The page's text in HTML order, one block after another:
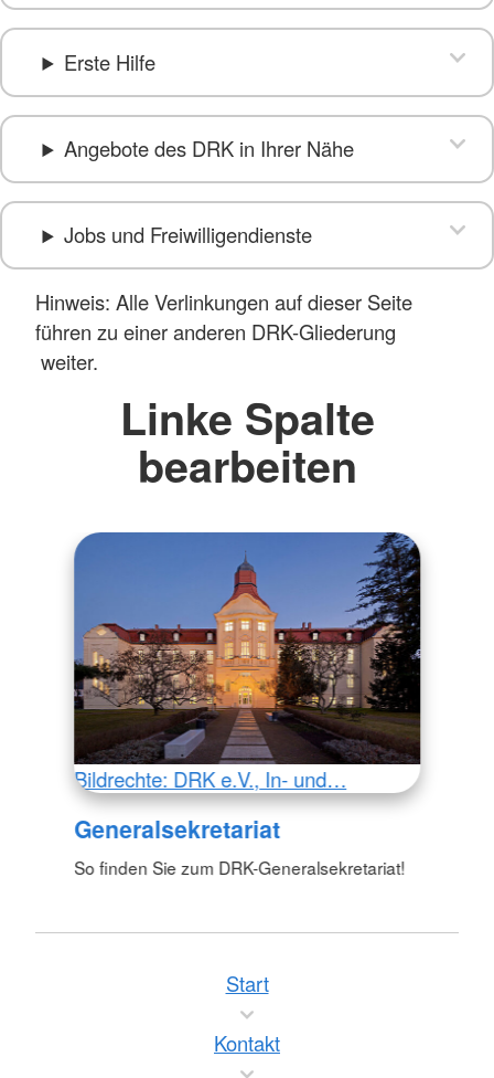
Erste Hilfe
Angebote des DRK in Ihrer Nähe
Jobs und Freiwilligendienste
Hinweis: Alle Verlinkungen auf dieser Seite
führen zu einer anderen DRK-Gliederung
weiter.
Linke Spalte
bearbeiten
Bildrechte: DRK e.V., In- und…
Generalsekretariat
So finden Sie zum DRK-Generalsekretariat!
Start
Kontakt